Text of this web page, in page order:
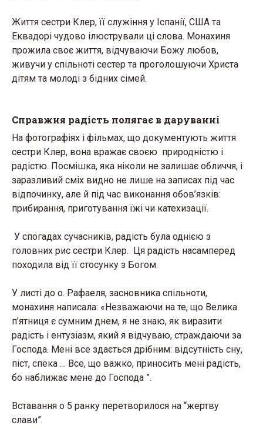
Життя сестри Клер, її служіння у Іспанії, США та
Еквадорі чудово ілюстрували ці слова. Монахиня
прожила своє життя, відчуваючи Божу любов,
живучи у спільноті сестер та проголошуючи Христа
дітям та молоді з бідних сімей.
Справжня радість полягає в даруванні
На фотографіях і фільмах, що документують життя
сестри Клер, вона вражає своєю природністю і
радістю. Посмішка, яка ніколи не залишає обличчя, і
заразливий сміх видно не лише на записах під час
відпочинку, але й під час виконання обов’язків:
прибирання, приготування їжі чи катехизації.
У спогадах сучасників, радість була однією з
головних рис сестри Клер. Ця радість насамперед
походила від її стосунку з Богом.
У листі до о. Рафаеля, засновника спільноти,
монахиня написала: «Незважаючи на те, що Велика
п’ятниця є сумним днем, я не знаю, як виразити
радість і ентузіазм, який я відчуваю, страждаючи за
Господа. Мені все здається дрібним: відсутність сну,
піст, спека … Все, що важко, приносить мені радість,
бо наближає мене до Господа ”.
Вставання о 5 ранку перетворилося на “жертву
слави”.